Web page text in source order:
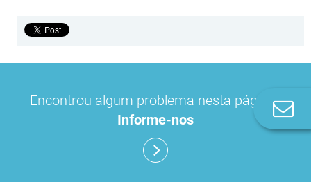
Encontrou algum problema nesta página?
Informe-nos